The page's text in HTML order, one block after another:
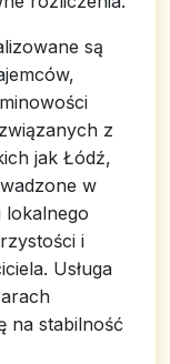
są
z
jak Łódź,
w
lokalnego
i
Usługa
na stabilność